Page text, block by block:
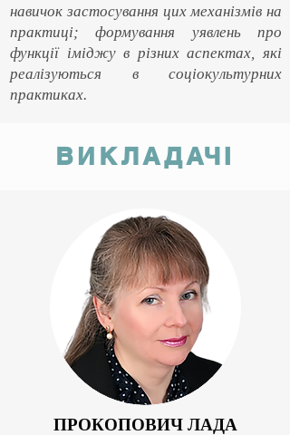
навичок застосування цих механізмів на
практиці; формування уявлень про
функції іміджу в різних аспектах, які
реалізуються в соціокультурних
практиках.
ВИКЛАДАЧІ
ПРОКОПОВИЧ ЛАДА